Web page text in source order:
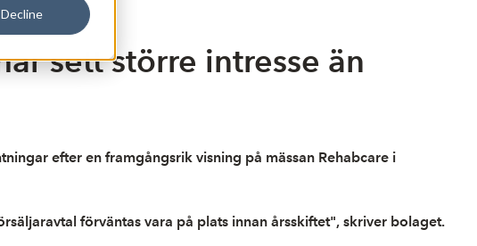
Decline
sett större intresse än
efter en framgångsrik visning på mässan Rehabcare i
förväntas vara på plats innan årsskiftet", skriver bolaget.